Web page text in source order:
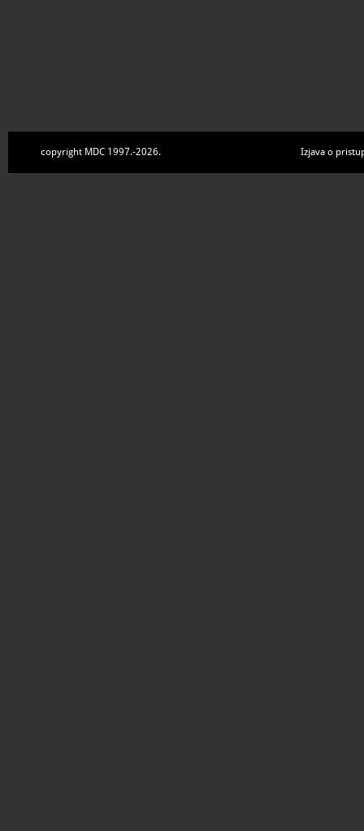
copyright MDC 1997.-2026. Izjava o